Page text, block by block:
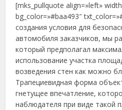
[mks_pullquote align=»left»
bg_color=»#baa493″
создания условия для
автомобиля заказчиков, мы
который предполагал
использование участка
возведения стен как можно
Трапециевидная форма
гнетущее впечатление,
наблюдателя при виде такой